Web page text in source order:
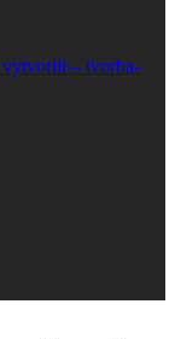
vytvorili – tvorba-